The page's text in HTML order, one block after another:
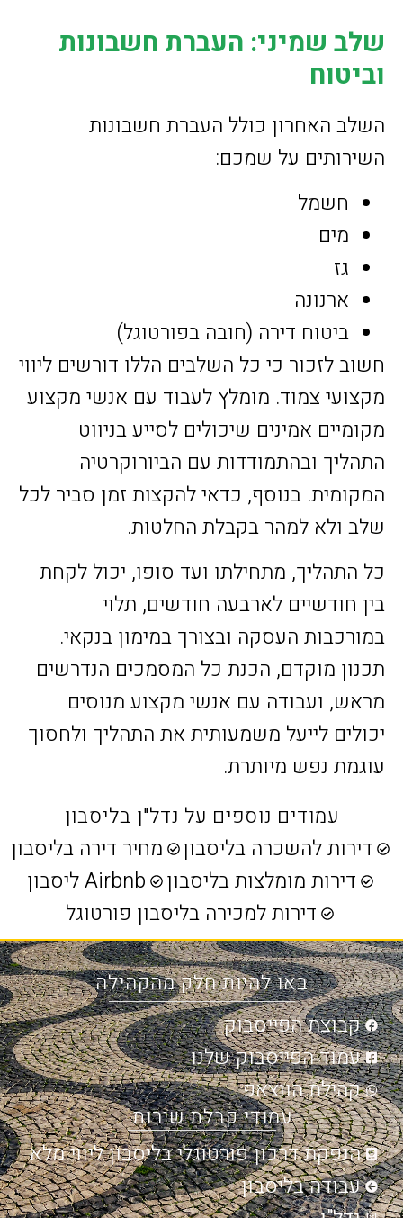
שלב שמיני: העברת חשבונות
וביטוח
השלב האחרון כולל העברת חשבונות
השירותים על שמכם:
חשמל
מים
גז
ארנונה
ביטוח דירה (חובה בפורטוגל)
חשוב לזכור כי כל השלבים הללו דורשים ליווי
מקצועי צמוד. מומלץ לעבוד עם אנשי מקצוע
מקומיים אמינים שיכולים לסייע בניווט
התהליך ובהתמודדות עם הביורוקרטיה
המקומית. בנוסף, כדאי להקצות זמן סביר לכל
שלב ולא למהר בקבלת החלטות.
כל התהליך, מתחילתו ועד סופו, יכול לקחת
בין חודשיים לארבעה חודשים, תלוי
במורכבות העסקה ובצורך במימון בנקאי.
תכנון מוקדם, הכנת כל המסמכים הנדרשים
מראש, ועבודה עם אנשי מקצוע מנוסים
יכולים לייעל משמעותית את התהליך ולחסוך
עוגמת נפש מיותרת.
עמודים נוספים על נדל"ן בליסבון
דירות להשכרה בליסבון
מחיר דירה בליסבון
דירות מומלצות בליסבון
Airbnb ליסבון
דירות למכירה בליסבון פורטוגל
באו להיות חלק מהקהילה
קבוצת הפייסבוק
עמוד הפייסבוק שלנו
קהילת הווצאפ
עמודי קבלת שירות
הנפקת דרכון פורטוגלי בליסבון ליווי מלא
עבודה בליסבון